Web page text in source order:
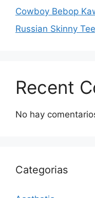
Cowboy Bebop
Russian Skinny
Recent
No hay
Categorias